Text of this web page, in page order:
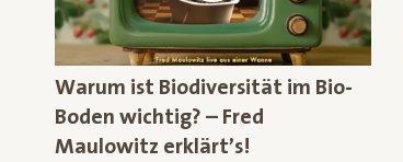
Warum ist Biodiversität im Bio-
Boden wichtig? – Fred
Maulowitz erklärt’s!